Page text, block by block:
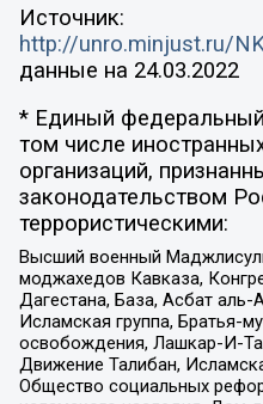
Источник:
http://unro.minjust.ru/
данные на 24.03.2022
* Единый федеральный
том числе
организаций,
законодательством
террористическими:
Высший военный
моджахедов Кавказа,
Дагестана, База, Асбат
Исламская группа, Братья-
освобождения, Лашкар-И-
Движение Талибан,
Общество социальных